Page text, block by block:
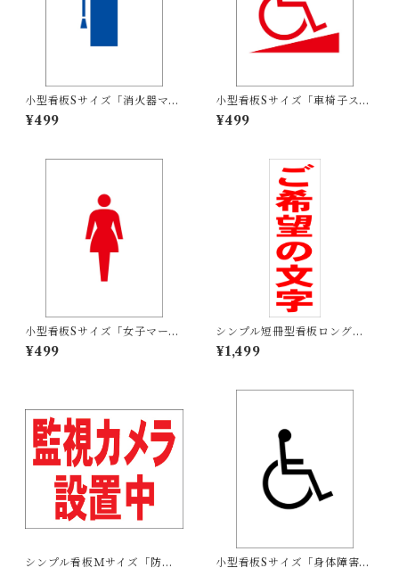
小型看板Sサイズ「消火器マー
ク（青）」 屋外可【その他・
マーク】
¥499
小型看板Sサイズ「車椅子スロ
ープマーク（赤）」 屋外可
【その他・マーク】
¥499
小型看板Sサイズ「女子マーク
（赤）」 屋外可【その他・マ
ーク】
¥499
シンプル短冊型看板ロング
「ご希望の文字（赤）」【オ
リジナル・オーダー】屋外可
¥1,499
シンプル看板Ｍサイズ「防犯 小型看板Sサイズ「身体障害者